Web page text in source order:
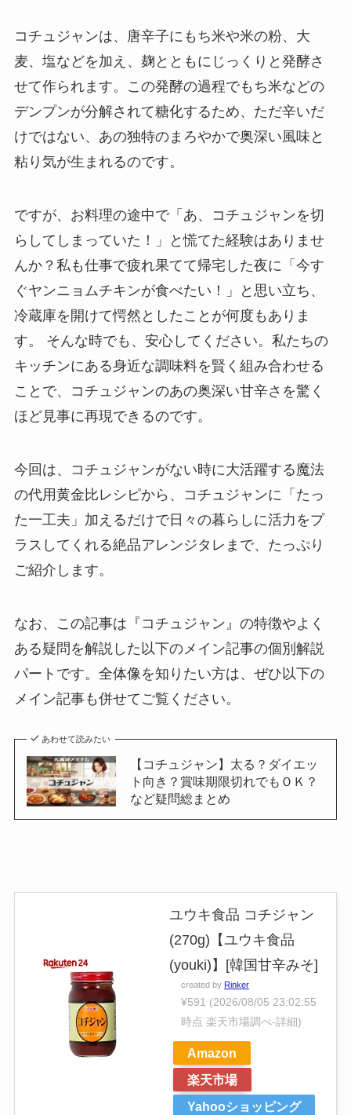
コチュジャンは、唐辛子にもち米や米の粉、大
麦、塩などを加え、麹とともにじっくりと発酵さ
せて作られます。この発酵の過程でもち米などの
デンプンが分解されて糖化するため、ただ辛いだ
けではない、あの独特のまろやかで奥深い風味と
粘り気が生まれるのです。
ですが、お料理の途中で「あ、コチュジャンを切
らしてしまっていた！」と慌てた経験はありませ
んか？私も仕事で疲れ果てて帰宅した夜に「今す
ぐヤンニョムチキンが食べたい！」と思い立ち、
冷蔵庫を開けて愕然としたことが何度もありま
す。 そんな時でも、安心してください。私たちの
キッチンにある身近な調味料を賢く組み合わせる
ことで、コチュジャンのあの奥深い甘辛さを驚く
ほど見事に再現できるのです。
今回は、コチュジャンがない時に大活躍する魔法
の代用黄金比レシピから、コチュジャンに「たっ
た一工夫」加えるだけで日々の暮らしに活力をプ
ラスしてくれる絶品アレンジタレまで、たっぷり
ご紹介します。
なお、この記事は『コチュジャン』の特徴やよく
ある疑問を解説した以下のメイン記事の個別解説
パートです。全体像を知りたい方は、ぜひ以下の
メイン記事も併せてご覧ください。
あわせて読みたい
【コチュジャン】太る？ダイエッ
ト向き？賞味期限切れでもＯＫ？
など疑問総まとめ
ユウキ食品 コチジャン
(270g)【ユウキ食品
(youki)】[韓国甘辛みそ]
created by Rinker
¥591 (2026/08/05 23:02:55
時点 楽天市場調べ-詳細)
Amazon
楽天市場
Yahooショッピング